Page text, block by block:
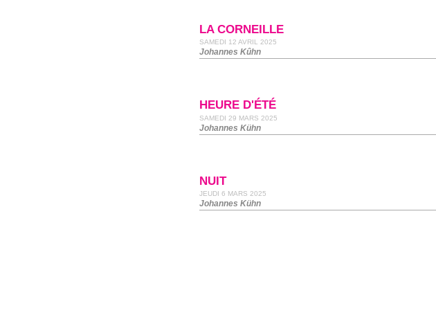
LA CORNEILLE
SAMEDI 12 AVRIL 2025
Johannes Kûhn
HEURE D'ÉTÉ
SAMEDI 29 MARS 2025
Johannes Kühn
NUIT
JEUDI 6 MARS 2025
Johannes Kühn